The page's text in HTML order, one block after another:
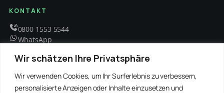
Wir schätzen Ihre Privatsphäre
Wir verwenden Cookies, um Ihr Surferlebnis zu verbessern,
personalisierte Anzeigen oder Inhalte einzusetzen und
KONTAKT
0800 1553 5544
WhatsApp
Mo – Fr 8 – 18 Uhr